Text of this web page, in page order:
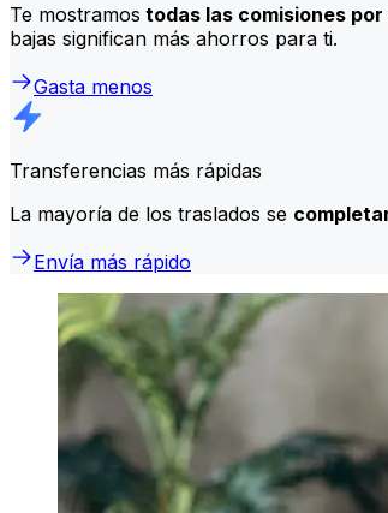
Te mostramos todas las comisiones
bajas significan más ahorros para ti.
Gasta menos
Transferencias más rápidas
La mayoría de los traslados se
Envía más rápido